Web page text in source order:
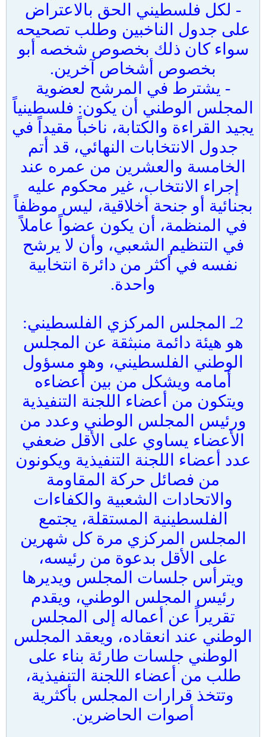
- لكل فلسطيني الحق بالاعتراض
على جدول الناخبين وطلب تصحيحه
سواء كان ذلك بخصوص شخصه أبو
بخصوص أشخاص آخرين.
- يشترط في المرشح لعضوية
المجلس الوطني أن يكون: فلسطينياً
يجيد القراءة والكتابة، ناخباً مقيداً في
جدول الانتخابات النهائي، قد أتم
الخامسة والعشرين من عمره عند
إجراء الانتخاب، غير محكوم عليه
بجنائية أو جنحة أخلاقية، ليس موظفاً
في المنظمة، أن يكون عضواً عاملاً
في التنظيم الشعبي، وأن لا يرشح
نفسه في أكثر من دائرة انتخابية
واحدة.
2ـ المجلس المركزي الفلسطيني:
هو هيئة دائمة منبثقة عن المجلس
الوطني الفلسطيني، وهو مسؤول
أمامه ويشكل من بين أعضاءه
ويتكون من أعضاء اللجنة التنفيذية
ورئيس المجلس الوطني وعدد من
الأعضاء يساوي على الأقل ضعفي
عدد أعضاء اللجنة التنفيذية ويكونون
من فصائل حركة المقاومة
والاتحادات الشعبية والكفاءات
الفلسطينية المستقلة، يجتمع
المجلس المركزي مرة كل شهرين
على الأقل بدعوة من رئيسه،
ويترأس جلسات المجلس ويديرها
رئيس المجلس الوطني، ويقدم
تقريراً عن أعماله إلى المجلس
الوطني عند انعقاده، ويعقد المجلس
الوطني جلسات طارئة بناء على
طلب من أعضاء اللجنة التنفيذية،
وتتخذ قرارات المجلس بأكثرية
أصوات الحاضرين.